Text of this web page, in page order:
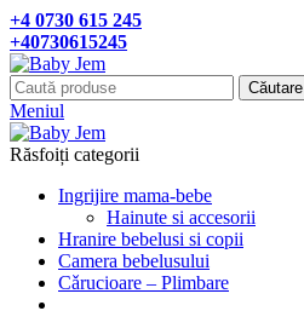
+4 0730 615 245
+40730615245
Căutare
Meniul
Răsfoiți categorii
Ingrijire mama-bebe
Hainute si accesorii
Hranire bebelusi si copii
Camera bebelusului
Cǎrucioare – Plimbare